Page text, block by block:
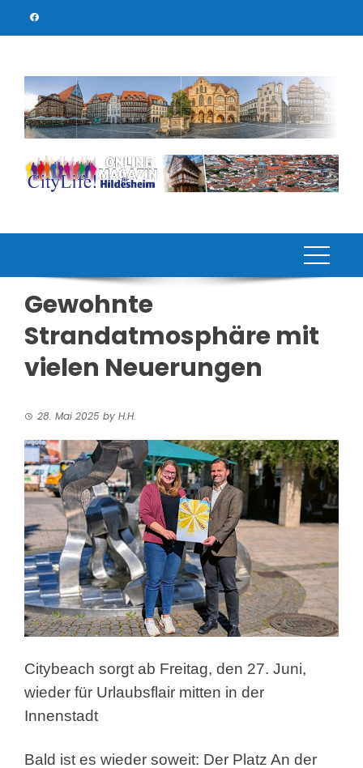
Gewohnte
Strandatmosphäre mit
vielen Neuerungen
28. Mai 2025 by H.H.
Citybeach sorgt ab Freitag, den 27. Juni,
wieder für Urlaubsflair mitten in der
Innenstadt
Bald ist es wieder soweit: Der Platz An der